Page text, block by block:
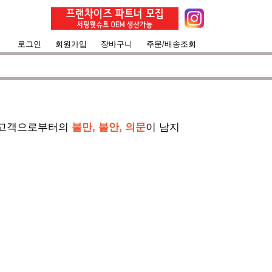
로그인 회원가입 장바구니 주문/배송조회
객으로부터의 불만, 불안, 의문이 남지